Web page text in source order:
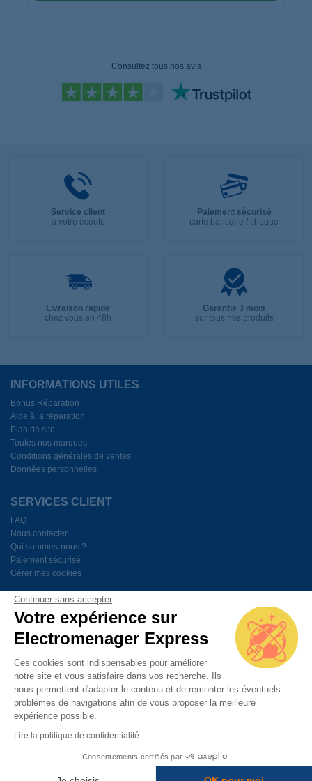
Continuer sans accepter
Votre expérience sur
Electromenager Express
Ces cookies sont indispensables pour améliorer
notre site et vous satisfaire dans vos recherche. Ils
nous permettent d'adapter le contenu et de remonter les éventuels
problèmes de navigations afin de vous proposer la meilleure
expérience possible.
Lire la politique de confidentialité
Consentements certifiés par
Consultez tous nos avis
Service client
à votre écoute
Paiement sécurisé
carte bancaire / chèque
Livraison rapide
chez vous en 48h
Garantie 3 mois
sur tous nos produits
INFORMATIONS UTILES
Bonus Réparation
Aide à la réparation
Plan de site
Toutes nos marques
Conditions générales de ventes
Données personnelles
SERVICES CLIENT
FAQ
Nous contacter
Qui sommes-nous ?
Paiement sécurisé
Gérer mes cookies
BESOIN D'AIDE ?
PAIEMENT SÉCURISÉ